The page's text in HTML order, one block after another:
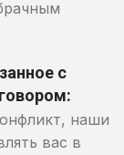
с
наши
вас в